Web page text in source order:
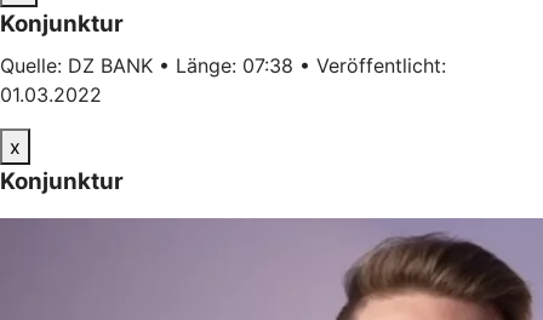
Konjunktur
Quelle: DZ BANK • Länge: 07:38 • Veröffentlicht:
01.03.2022
x
Konjunktur